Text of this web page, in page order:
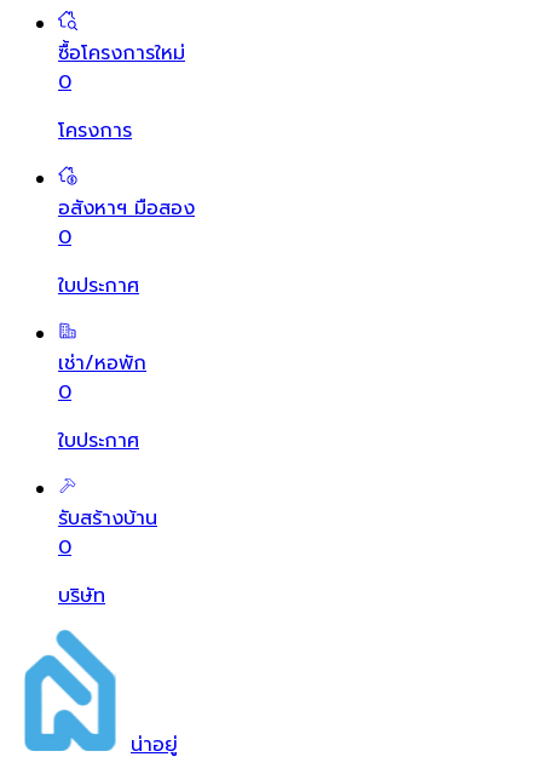
ซื้อโครงการใหม่
0
โครงการ
อสังหาฯ มือสอง
0
ใบประกาศ
เช่า/หอพัก
0
ใบประกาศ
รับสร้างบ้าน
0
บริษัท
น่าอยู่